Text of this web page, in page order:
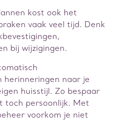
kost ook het
vaak veel tijd. Denk
bij wijzigingen.
herinneringen naar je
huisstijl. Zo bespaar
toch persoonlijk. Met
voorkom je niet